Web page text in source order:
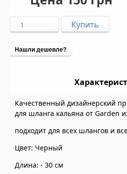
Нашли дешевле?
Качественный дизайнерский
для шланга кальяна от Garden
подходит для всех шлангов и
Цвет: Черный
Длина: - 30 см